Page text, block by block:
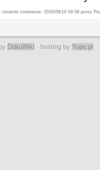
zmienione: 2016/09/19 09:59 przez
DokuWiki · hosting by Yupo.pl